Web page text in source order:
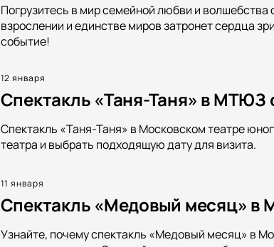
Погрузитесь в мир семейной любви и
взрослении и единстве миров затронет сердца
событие!
12 января
Спектакль «Таня-Таня» в МТЮЗ
Спектакль «Таня-Таня» в Московском театре
театра и выбрать подходящую дату для визита.
11 января
Спектакль «Медовый месяц» в
Узнайте, почему спектакль «Медовый месяц» в